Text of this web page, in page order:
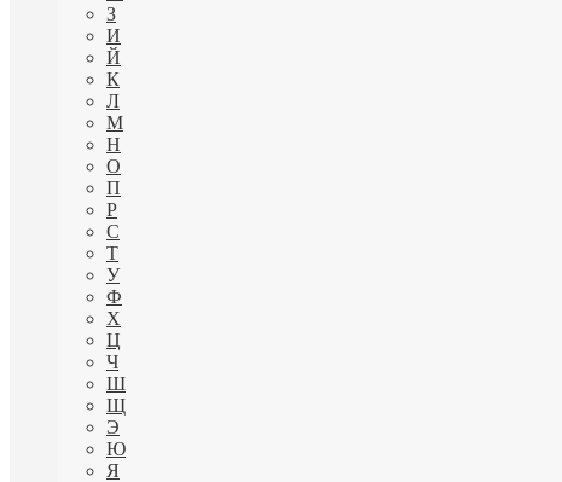
З
И
Й
К
Л
М
Н
О
П
Р
С
Т
У
Ф
Х
Ц
Ч
Ш
Щ
Э
Ю
Я